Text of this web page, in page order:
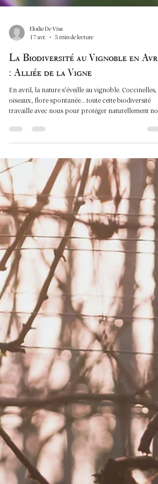
Elodie De Visa
17 avr.
5 min de lecture
La Biodiversité au Vignoble en Avril
: Alliée de la Vigne
oiseaux, flore spontanée... toute cette biodiversité
travaille avec nous pour protéger naturellement nos
vignes. Découvrez nos actions Terra Vitis pour
favoriser cet écosystème précieux.